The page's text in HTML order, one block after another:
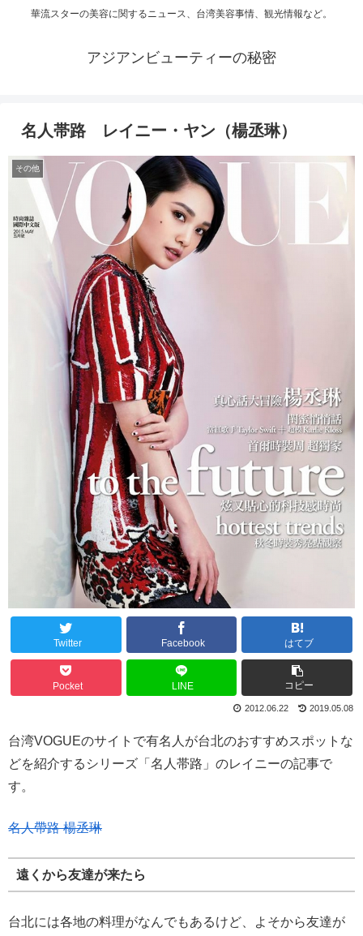
華流スターの美容に関するニュース、台湾美容事情、観光情報など。
アジアンビューティーの秘密
名人帯路 レイニー・ヤン（楊丞琳）
その他
Twitter Facebook はてブ
Pocket LINE コピー
2012.06.22 2019.05.08
台湾VOGUEのサイトで有名人が台北のおすすめスポットな
どを紹介するシリーズ「名人帯路」のレイニーの記事で
す。
名人帶路 楊丞琳
遠くから友達が来たら
台北には各地の料理がなんでもあるけど、よそから友達が